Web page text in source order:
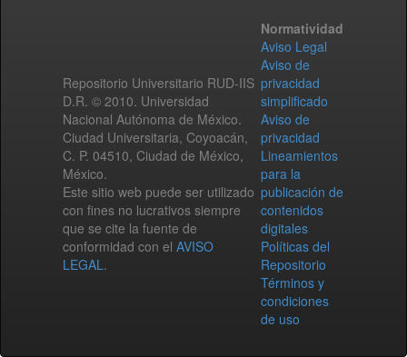
Repositorio Universitario RUD-IIS
D.R. © 2010. Universidad
Nacional Autónoma de México.
Ciudad Universitaria, Coyoacán,
C. P. 04510, Ciudad de México,
México.
Este sitio web puede ser utilizado
con fines no lucrativos siempre
que se cite la fuente de
conformidad con el AVISO
LEGAL.
Normatividad
Aviso Legal
Aviso de
privacidad
simplificado
Aviso de
privacidad
Lineamientos
para la
publicación de
contenidos
digitales
Políticas del
Repositorio
Términos y
condiciones
de uso